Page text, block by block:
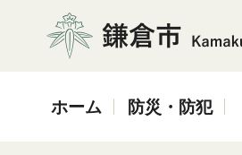
鎌倉市
ホーム 防災・防犯